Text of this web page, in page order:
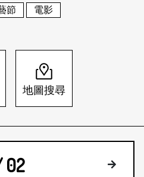
English
登入/註冊
節
電影
地圖搜尋
02 下個月